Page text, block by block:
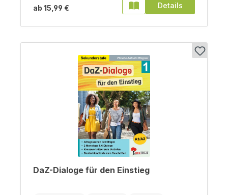
ab 15,99 € Details
DaZ-Dialoge für den Einstieg